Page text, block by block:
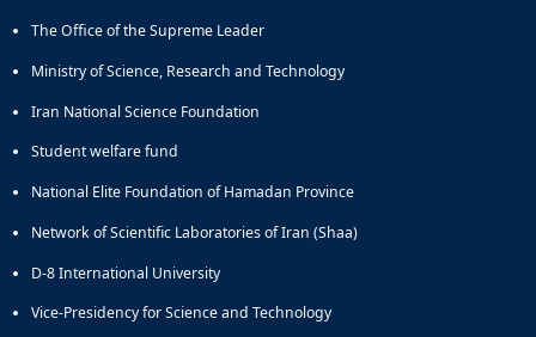
The Office of the Supreme Leader
Ministry of Science, Research and Technology
Iran National Science Foundation
Student welfare fund
National Elite Foundation of Hamadan Province
Network of Scientific Laboratories of Iran (Shaa)
D-8 International University
Vice-Presidency for Science and Technology